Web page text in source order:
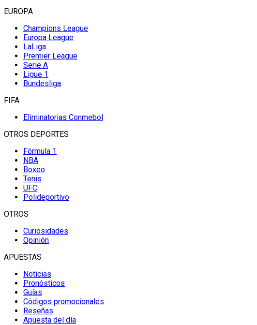
EUROPA
Champions League
Europa League
LaLiga
Premier League
Serie A
Ligue 1
Bundesliga
FIFA
Eliminatorias Conmebol
OTROS DEPORTES
Fórmula 1
NBA
Boxeo
Tenis
UFC
Polideportivo
OTROS
Curiosidades
Opinión
APUESTAS
Noticias
Pronósticos
Guías
Códigos promocionales
Reseñas
Apuesta del día